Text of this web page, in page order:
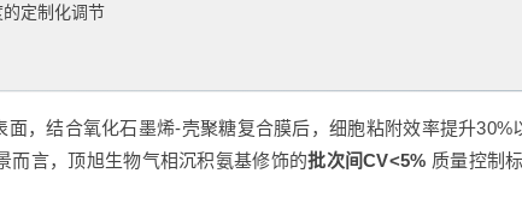
定制化调节
，结合氧化石墨烯-壳聚糖复合膜后，细胞粘附效率提升30%
而言，顶旭生物气相沉积氨基修饰的批次间CV<5% 质量控制